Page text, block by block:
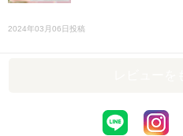
2024年03月06日投稿